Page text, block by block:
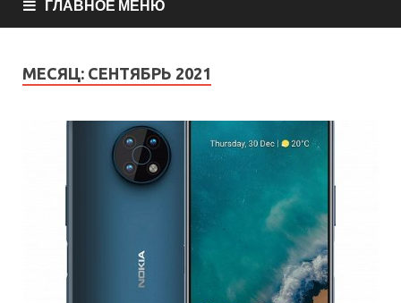
ГЛАВНОЕ МЕНЮ
МЕСЯЦ: СЕНТЯБРЬ 2021